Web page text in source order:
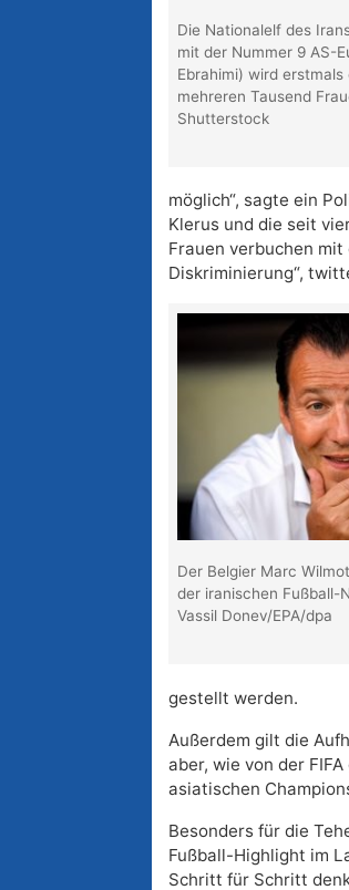
Die Nationalelf des
mit der Nummer 9 AS-
Ebrahimi) wird
mehreren Tausend
Shutterstock
möglich“, sagte ein
Klerus und die seit
Frauen verbuchen
Diskriminierung“,
Der Belgier Marc
der iranischen Fußball-
Vassil Donev/EPA/dpa
gestellt werden.
Außerdem gilt die
aber, wie von der
asiatischen
Besonders für die
Fußball-Highlight im
Schritt für Schritt